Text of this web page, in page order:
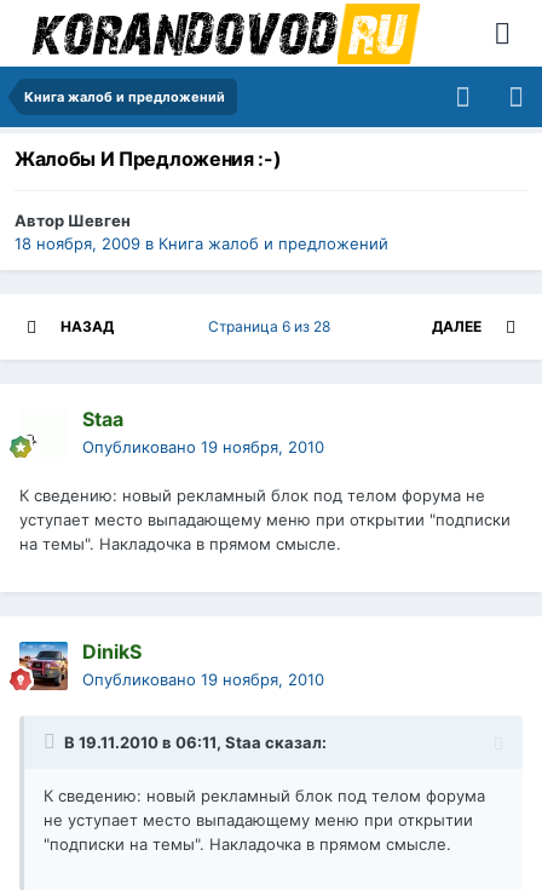
Книга жалоб и предложений
Жалобы И Предложения :-)
Автор Шевген
18 ноября, 2009 в Книга жалоб и предложений
НАЗАД ДАЛЕЕ
Страница 6 из 28
Staa
Опубликовано 19 ноября, 2010
К сведению: новый рекламный блок под телом форума не
уступает место выпадающему меню при открытии "подписки
на темы". Накладочка в прямом смысле.
DinikS
Опубликовано 19 ноября, 2010
В 19.11.2010 в 06:11, Staa сказал:
К сведению: новый рекламный блок под телом форума
не уступает место выпадающему меню при открытии
"подписки на темы". Накладочка в прямом смысле.